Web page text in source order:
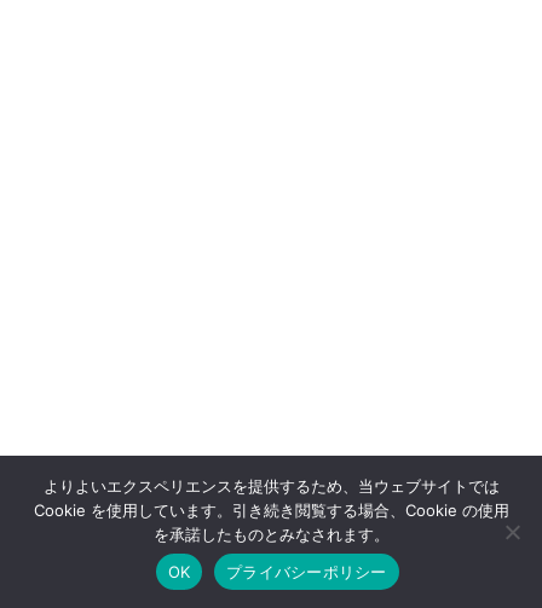
よりよいエクスペリエンスを提供するため、当ウェブサイトでは
Cookie を使用しています。引き続き閲覧する場合、Cookie の使用
を承諾したものとみなされます。
OK
プライバシーポリシー